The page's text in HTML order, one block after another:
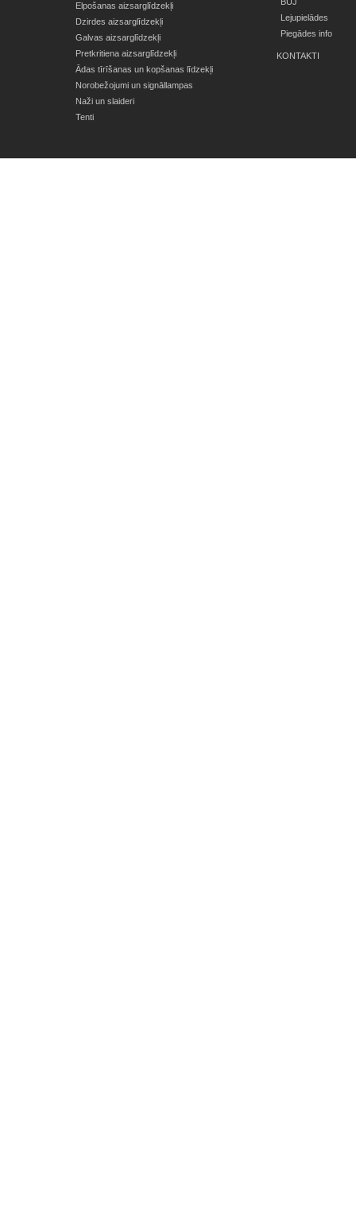
Elpošanas aizsarglīdzekļi
Dzirdes aizsarglīdzekļi
Galvas aizsarglīdzekļi
Pretkritiena aizsarglīdzekļi
Ādas tīrīšanas un kopšanas līdzekļi
Norobežojumi un signāllampas
Naži un slaideri
Tenti
Lejupielādes
Piegādes info
KONTAKTI